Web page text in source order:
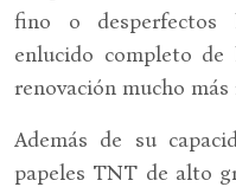
fino o desperfectos
enlucido completo
renovación mucho
Además de su
papeles TNT de alto